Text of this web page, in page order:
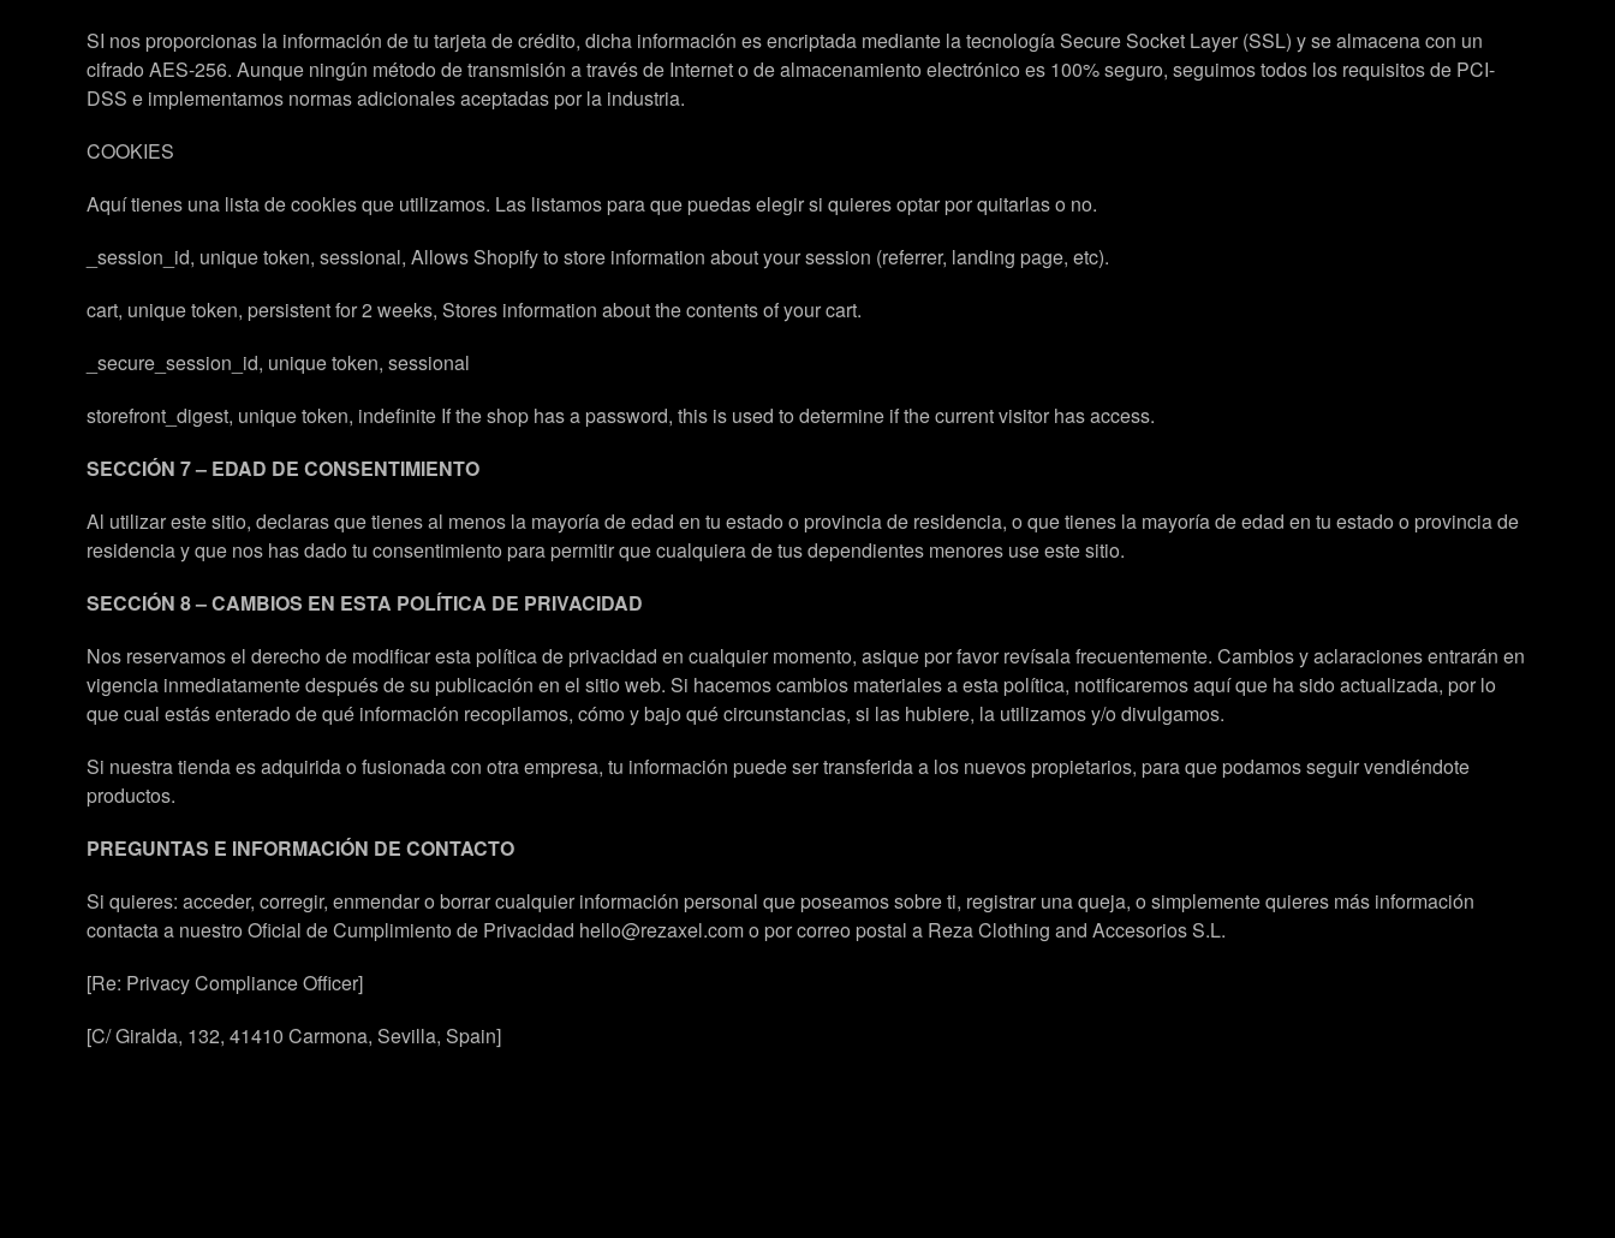
SI nos proporcionas la información de tu tarjeta de crédito, dicha información es encriptada mediante la tecnología Secure Socket Layer (SSL) y se almacena con un
cifrado AES-256. Aunque ningún método de transmisión a través de Internet o de almacenamiento electrónico es 100% seguro, seguimos todos los requisitos de PCI-
DSS e implementamos normas adicionales aceptadas por la industria.
COOKIES
Aquí tienes una lista de cookies que utilizamos. Las listamos para que puedas elegir si quieres optar por quitarlas o no.
_session_id, unique token, sessional, Allows Shopify to store information about your session (referrer, landing page, etc).
cart, unique token, persistent for 2 weeks, Stores information about the contents of your cart.
_secure_session_id, unique token, sessional
storefront_digest, unique token, indefinite If the shop has a password, this is used to determine if the current visitor has access.
SECCIÓN 7 – EDAD DE CONSENTIMIENTO
Al utilizar este sitio, declaras que tienes al menos la mayoría de edad en tu estado o provincia de residencia, o que tienes la mayoría de edad en tu estado o provincia de
residencia y que nos has dado tu consentimiento para permitir que cualquiera de tus dependientes menores use este sitio.
SECCIÓN 8 – CAMBIOS EN ESTA POLÍTICA DE PRIVACIDAD
Nos reservamos el derecho de modificar esta política de privacidad en cualquier momento, asique por favor revísala frecuentemente. Cambios y aclaraciones entrarán en
vigencia inmediatamente después de su publicación en el sitio web. Si hacemos cambios materiales a esta política, notificaremos aquí que ha sido actualizada, por lo
que cual estás enterado de qué información recopilamos, cómo y bajo qué circunstancias, si las hubiere, la utilizamos y/o divulgamos.
Si nuestra tienda es adquirida o fusionada con otra empresa, tu información puede ser transferida a los nuevos propietarios, para que podamos seguir vendiéndote
productos.
PREGUNTAS E INFORMACIÓN DE CONTACTO
Si quieres: acceder, corregir, enmendar o borrar cualquier información personal que poseamos sobre ti, registrar una queja, o simplemente quieres más información
contacta a nuestro Oficial de Cumplimiento de Privacidad hello@rezaxel.com o por correo postal a Reza Clothing and Accesorios S.L.
[Re: Privacy Compliance Officer]
[C/ Giralda, 132, 41410 Carmona, Sevilla, Spain]